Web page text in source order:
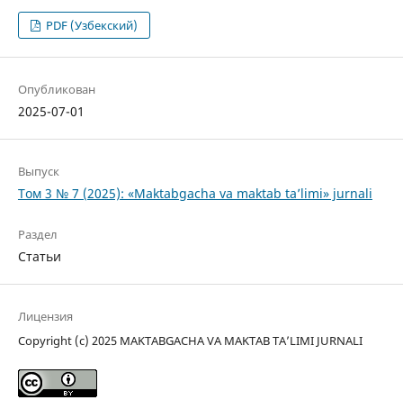
PDF (Узбекский)
Опубликован
2025-07-01
Выпуск
Том 3 № 7 (2025): «Maktabgacha va maktab ta’limi» jurnali
Раздел
Статьи
Лицензия
Copyright (c) 2025 MAKTABGACHA VA MAKTAB TA’LIMI JURNALI